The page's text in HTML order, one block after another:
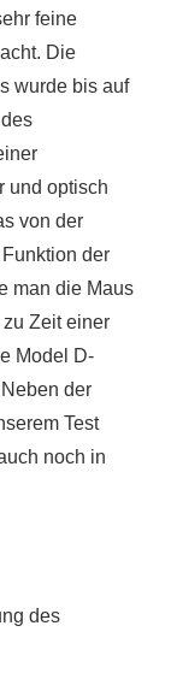
feine
Die
wurde bis auf
und optisch
von der
der
man die Maus
Zeit einer
Model D-
Neben der
Test
noch in
des